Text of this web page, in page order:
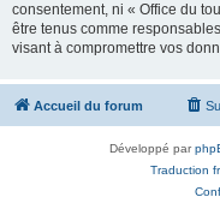
consentement, ni « Office du
être tenus comme
visant à compromettre vos
Accueil du forum
Développé par
Traduction